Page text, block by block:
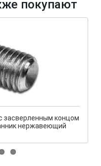
покупают
засверленным концом
нержавеющий